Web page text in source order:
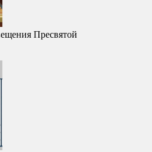
Пресвятой